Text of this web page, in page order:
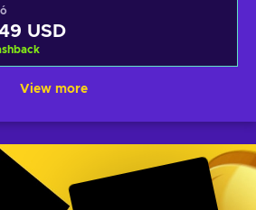
USD
View more